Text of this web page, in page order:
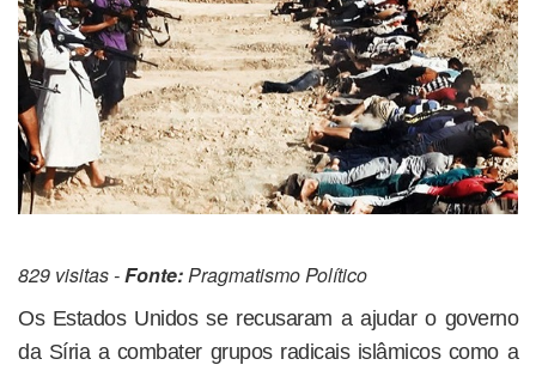
829 visitas -Fonte:Pragmatismo Político
Os Estados Unidos se recusaram a ajudar o governo
da Síria a combater grupos radicais islâmicos como a